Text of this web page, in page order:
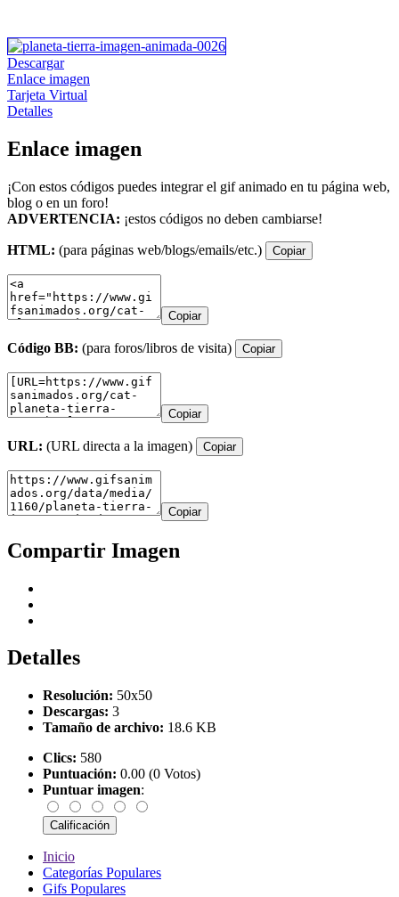
Descargar
Enlace imagen
Tarjeta Virtual
Detalles
Enlace imagen
¡Con estos códigos puedes integrar el gif animado en tu página web,
blog o en un foro!
ADVERTENCIA: ¡estos códigos no deben cambiarse!
HTML: (para páginas web/blogs/emails/etc.) Copiar
Copiar
Código BB: (para foros/libros de visita) Copiar
Copiar
URL: (URL directa a la imagen) Copiar
Copiar
Compartir Imagen
Detalles
Resolución: 50x50
Descargas: 3
Tamaño de archivo: 18.6 KB
Clics: 580
Puntuación: 0.00 (0 Votos)
Puntuar imagen:
Inicio
Categorías Populares
Gifs Populares